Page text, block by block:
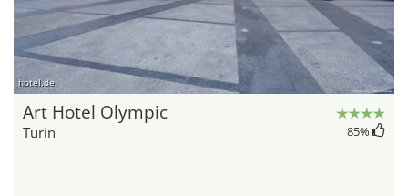
hotel.de
Art Hotel Olympic
Turin 85%